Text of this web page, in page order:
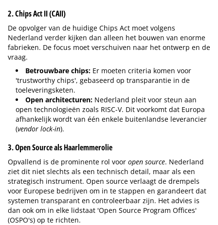
2. Chips Act II (CAII)
De opvolger van de huidige Chips Act moet volgens
Nederland verder kijken dan alleen het bouwen van enorme
fabrieken. De focus moet verschuiven naar het ontwerp en de
vraag.
Betrouwbare chips: Er moeten criteria komen voor
'trustworthy chips', gebaseerd op transparantie in de
toeleveringsketen.
Open architecturen: Nederland pleit voor steun aan
open technologieën zoals RISC-V. Dit voorkomt dat Europa
afhankelijk wordt van één enkele buitenlandse leverancier
(vendor lock-in).
3. Open Source als Haarlemmerolie
Opvallend is de prominente rol voor open source. Nederland
ziet dit niet slechts als een technisch detail, maar als een
strategisch instrument. Open source verlaagt de drempels
voor Europese bedrijven om in te stappen en garandeert dat
systemen transparant en controleerbaar zijn. Het advies is
dan ook om in elke lidstaat 'Open Source Program Offices'
(OSPO's) op te richten.